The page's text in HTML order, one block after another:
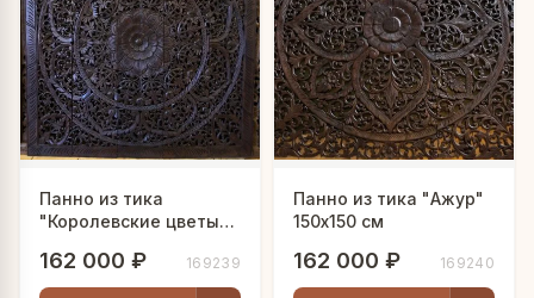
Панно из тика
"Королевские цветы"
162 000 ₽ 169239
Панно из тика "Ажур"
150х150 см
162 000 ₽ 169240